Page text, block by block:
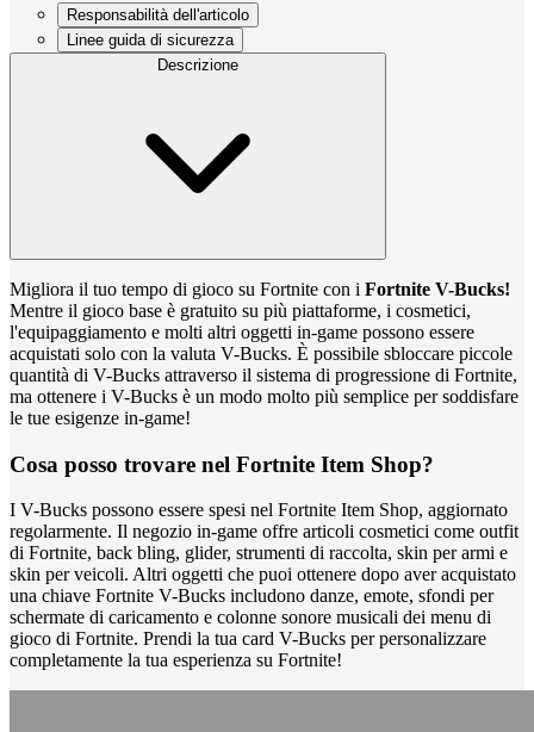
Responsabilità dell'articolo
Linee guida di sicurezza
Descrizione
Migliora il tuo tempo di gioco su Fortnite con i Fortnite V-Bucks!
Mentre il gioco base è gratuito su più piattaforme, i cosmetici,
l'equipaggiamento e molti altri oggetti in-game possono essere
acquistati solo con la valuta V-Bucks. È possibile sbloccare piccole
quantità di V-Bucks attraverso il sistema di progressione di Fortnite,
ma ottenere i V-Bucks è un modo molto più semplice per soddisfare
le tue esigenze in-game!
Cosa posso trovare nel Fortnite Item Shop?
I V-Bucks possono essere spesi nel Fortnite Item Shop, aggiornato
regolarmente. Il negozio in-game offre articoli cosmetici come outfit
di Fortnite, back bling, glider, strumenti di raccolta, skin per armi e
skin per veicoli. Altri oggetti che puoi ottenere dopo aver acquistato
una chiave Fortnite V-Bucks includono danze, emote, sfondi per
schermate di caricamento e colonne sonore musicali dei menu di
gioco di Fortnite. Prendi la tua card V-Bucks per personalizzare
completamente la tua esperienza su Fortnite!